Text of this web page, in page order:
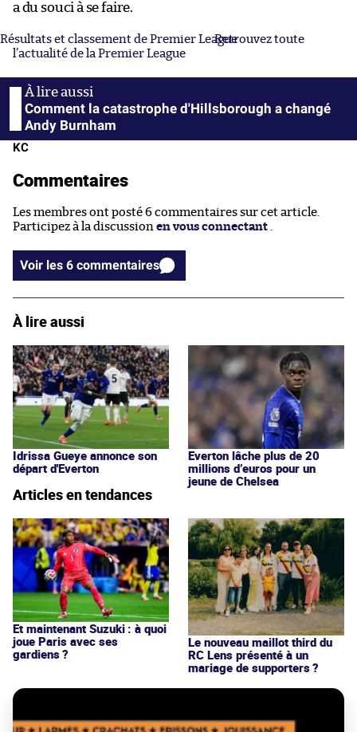
a du souci à se faire.
Résultats et classement de Premier LeagueRetrouvez toute
l’actualité de la Premier League
Comment la catastrophe d'Hillsborough a changé
Andy Burnham
KC
Commentaires
Les membres ont posté 6 commentaires sur cet article.
Participez à la discussion en vous connectant .
Voir les 6 commentaires
À lire aussi
Idrissa Gueye annonce son
départ d'Everton
Everton lâche plus de 20
millions d’euros pour un
jeune de Chelsea
Articles en tendances
Et maintenant Suzuki : à quoi
joue Paris avec ses
gardiens ?
Le nouveau maillot third du
RC Lens présenté à un
mariage de supporters ?